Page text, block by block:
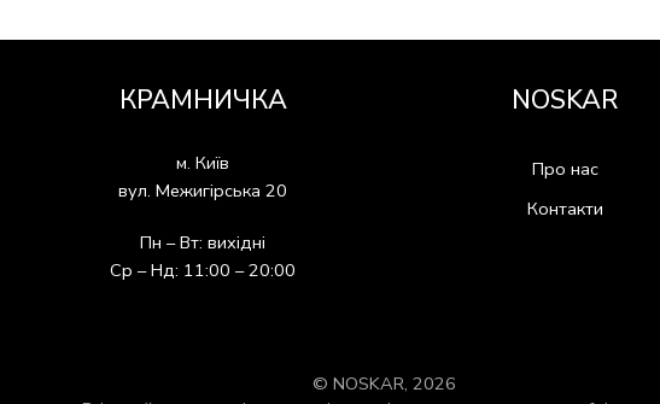
КРАМНИЧКА
м. Київ
вул. Межигірська 20
Пн – Вт: вихідні
Ср – Нд: 11:00 – 20:00
NOSKAR
Про нас
Контакти
© NOSKAR, 2026